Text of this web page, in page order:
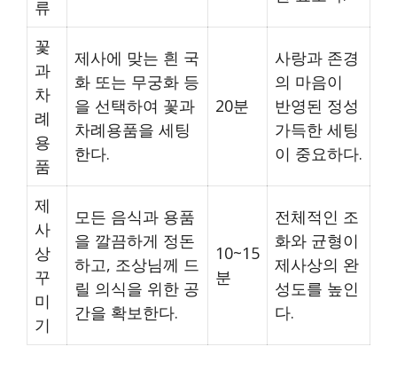
류
꽃
과
차
례
용
품
제사에 맞는 흰 국
화 또는 무궁화 등
을 선택하여 꽃과
차례용품을 세팅
한다.
20분
사랑과 존경
의 마음이
반영된 정성
가득한 세팅
이 중요하다.
제
사
상
꾸
미
기
모든 음식과 용품
을 깔끔하게 정돈
하고, 조상님께 드
릴 의식을 위한 공
간을 확보한다.
10~15
분
전체적인 조
화와 균형이
제사상의 완
성도를 높인
다.